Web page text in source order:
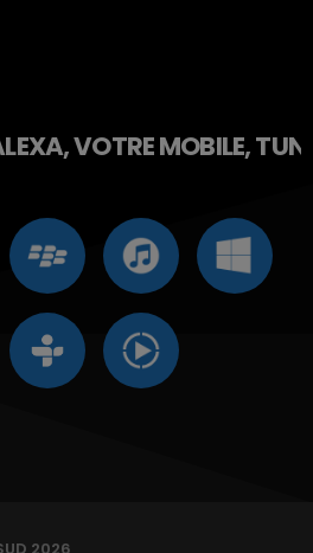
VOTRE MOBILE,